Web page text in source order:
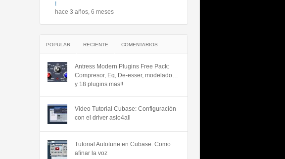
!
hace 3 años, 6 meses
POPULAR RECIENTE COMENTARIOS
Antress Modern Plugins Free Pack:
Compresor, Eq, De-esser, modelado…
y 18 plugins mas!!
Video Tutorial Cubase: Configuración
con el driver asio4all
Tutorial Autotune en Cubase: Como
afinar la voz